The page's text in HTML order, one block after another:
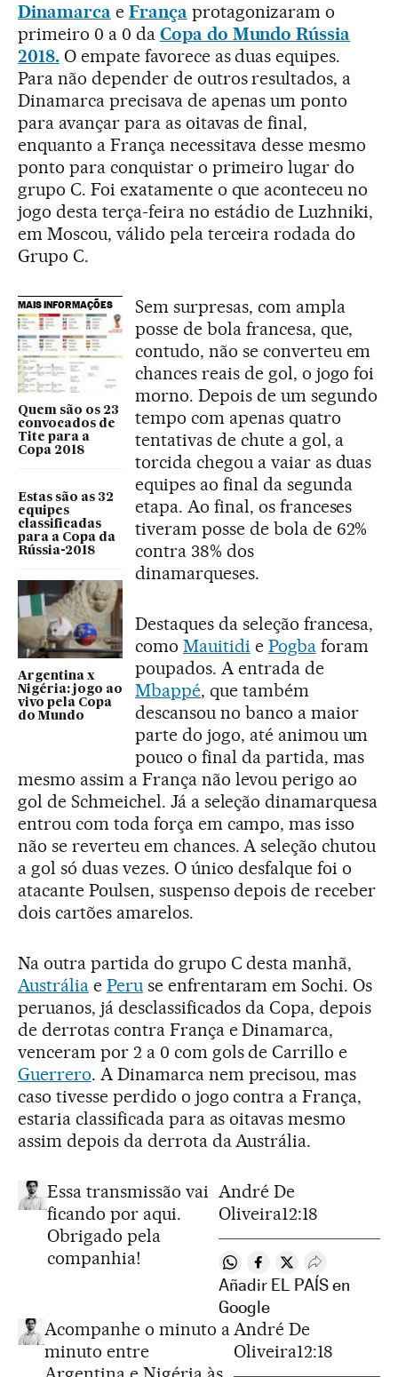
Dinamarca e França protagonizaram o
primeiro 0 a 0 da Copa do Mundo Rússia
2018.O empate favorece as duas equipes.
Para não depender de outros resultados, a
Dinamarca precisava de apenas um ponto
para avançar para as oitavas de final,
enquanto a França necessitava desse mesmo
ponto para conquistar o primeiro lugar do
grupo C. Foi exatamente o que aconteceu no
jogo desta terça-feira no estádio de Luzhniki,
em Moscou, válido pela terceira rodada do
Grupo C.
MAIS INFORMAÇÕES
Quem são os 23
convocados de
Tite para a
Copa 2018
Estas são as 32
equipes
classificadas
para a Copa da
Rússia-2018
Argentina x
Nigéria: jogo ao
vivo pela Copa
do Mundo
Sem surpresas, com ampla
posse de bola francesa, que,
contudo, não se converteu em
chances reais de gol, o jogo foi
morno. Depois de um segundo
tempo com apenas quatro
tentativas de chute a gol, a
torcida chegou a vaiar as duas
equipes ao final da segunda
etapa. Ao final, os franceses
tiveram posse de bola de 62%
contra 38% dos
dinamarqueses.
Destaques da seleção francesa,
como Mauitidi e Pogbaforam
poupados. A entrada de
Mbappé, que também
descansou no banco a maior
parte do jogo, até animou um
pouco o final da partida, mas
mesmo assim a França não levou perigo ao
gol de Schmeichel. Já a seleção dinamarquesa
entrou com toda força em campo, mas isso
não se reverteu em chances. A seleção chutou
a gol só duas vezes. O único desfalque foi o
atacante Poulsen, suspenso depois de receber
dois cartões amarelos.
Na outra partida do grupo C desta manhã,
Austráliae Peruse enfrentaram em Sochi. Os
peruanos, já desclassificados da Copa, depois
de derrotas contra França e Dinamarca,
venceram por 2 a 0 com gols de Carrillo e
Guerrero. A Dinamarca nem precisou, mas
caso tivesse perdido o jogo contra a França,
estaria classificada para as oitavas mesmo
assim depois da derrota da Austrália.
Essa transmissão vai
ficando por aqui.
Obrigado pela
companhia!
André De
Oliveira12:18
Compartir en Whatsapp
Compartir en
Compartir en
Desplegar
Añadir EL PAÍS en
Google
Acompanhe o minuto a
minuto entre
André De
Oliveira12:18